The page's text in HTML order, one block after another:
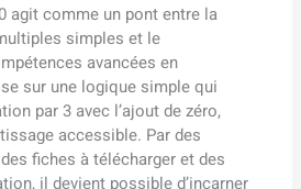
agit comme un pont entre la
simples et le
avancées en
sur une logique simple qui
par 3 avec l’ajout de zéro,
accessible. Par des
fiches à télécharger et des
il devient possible d’incarner